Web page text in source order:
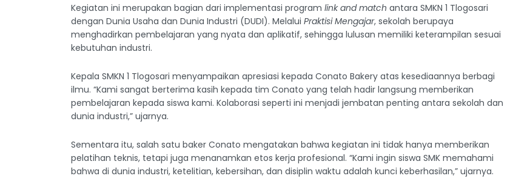
Kegiatan ini merupakan bagian dari implementasi program link and match antara SMKN 1 Tlogosari
dengan Dunia Usaha dan Dunia Industri (DUDI). Melalui Praktisi Mengajar, sekolah berupaya
menghadirkan pembelajaran yang nyata dan aplikatif, sehingga lulusan memiliki keterampilan sesuai
kebutuhan industri.
Kepala SMKN 1 Tlogosari menyampaikan apresiasi kepada Conato Bakery atas kesediaannya berbagi
ilmu. “Kami sangat berterima kasih kepada tim Conato yang telah hadir langsung memberikan
pembelajaran kepada siswa kami. Kolaborasi seperti ini menjadi jembatan penting antara sekolah dan
dunia industri,” ujarnya.
Sementara itu, salah satu baker Conato mengatakan bahwa kegiatan ini tidak hanya memberikan
pelatihan teknis, tetapi juga menanamkan etos kerja profesional. “Kami ingin siswa SMK memahami
bahwa di dunia industri, ketelitian, kebersihan, dan disiplin waktu adalah kunci keberhasilan,” ujarnya.